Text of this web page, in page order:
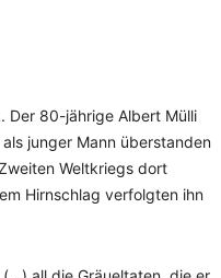
Der 80-jährige Albert Mülli
junger Mann überstanden
Weltkriegs dort
Hirnschlag verfolgten ihn